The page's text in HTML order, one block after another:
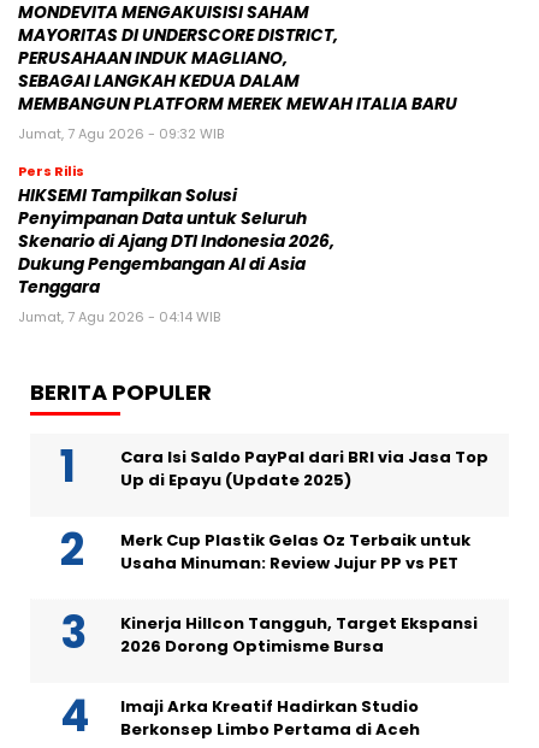
MONDEVITA MENGAKUISISI SAHAM
MAYORITAS DI UNDERSCORE DISTRICT,
PERUSAHAAN INDUK MAGLIANO,
SEBAGAI LANGKAH KEDUA DALAM
MEMBANGUN PLATFORM MEREK MEWAH ITALIA BARU
Jumat, 7 Agu 2026 - 09:32 WIB
Pers Rilis
HIKSEMI Tampilkan Solusi
Penyimpanan Data untuk Seluruh
Skenario di Ajang DTI Indonesia 2026,
Dukung Pengembangan AI di Asia
Tenggara
Jumat, 7 Agu 2026 - 04:14 WIB
BERITA POPULER
Cara Isi Saldo PayPal dari BRI via Jasa Top
Up di Epayu (Update 2025)
Merk Cup Plastik Gelas Oz Terbaik untuk
Usaha Minuman: Review Jujur PP vs PET
Kinerja Hillcon Tangguh, Target Ekspansi
2026 Dorong Optimisme Bursa
Imaji Arka Kreatif Hadirkan Studio
Berkonsep Limbo Pertama di Aceh